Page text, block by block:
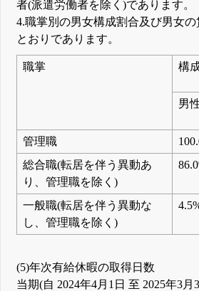
者(派遣労働者を除く)であります。
4.職掌別の男女構成割合及び男女
とおりであります。
職掌 構
男
管理職
総合職(転居を伴う異動あ
り、管理職を除く)
一般職(転居を伴う異動な
し、管理職を除く)
(5)年次有給休暇の取得日数
当期(自 2024年4月1日 至 2025年3月